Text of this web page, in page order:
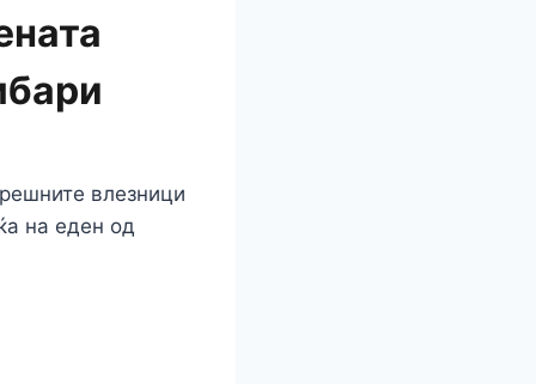
влезници
на еден од